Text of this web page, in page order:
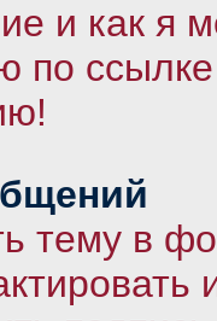
и как я
по
тему в